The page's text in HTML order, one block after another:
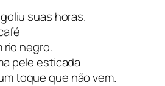
suas horas.
rio negro.
pele esticada
toque que não vem.